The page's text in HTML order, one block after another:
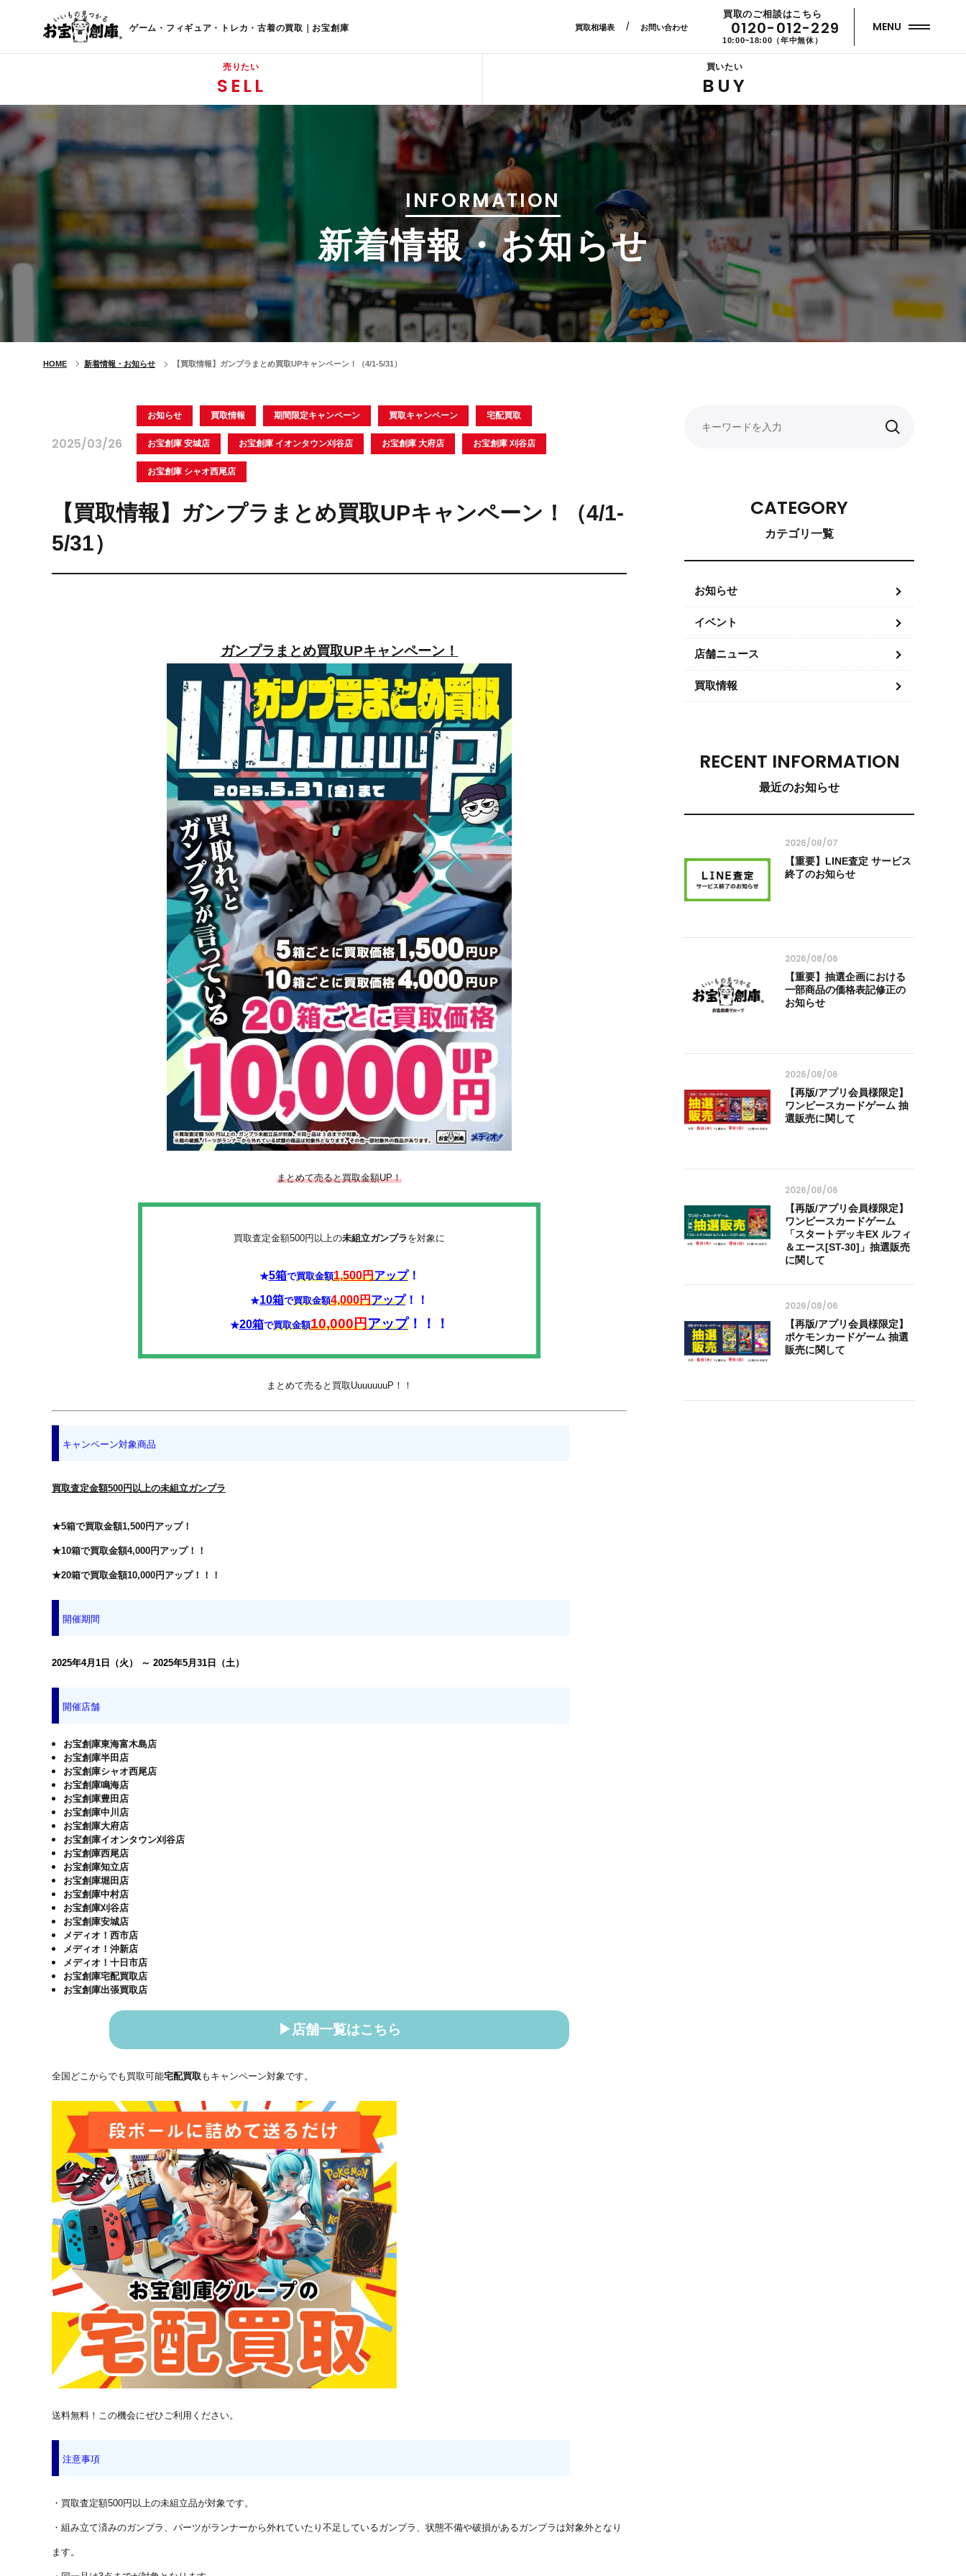
ゲーム・フィギュア・トレカ・古着の買取｜お宝創庫 買取相場表/ お問い合わせ
買取のご相談はこちら
0120-012-229
10:00~18:00（年中無休）
MENU
売りたい
SELL
買いたい
BUY
INFORMATION
新着情報・お知らせ
HOME 新着情報・お知らせ 【買取情報】ガンプラまとめ買取UPキャンペーン！（4/1-5/31）
2025/03/26
お知らせ 買取情報 期間限定キャンペーン 買取キャンペーン 宅配買取
お宝創庫 安城店 お宝創庫 イオンタウン刈谷店 お宝創庫 大府店 お宝創庫 刈谷店
お宝創庫 シャオ西尾店
【買取情報】ガンプラまとめ買取UPキャンペーン！（4/1-
5/31）
ガンプラまとめ買取UPキャンペーン！
まとめて売ると買取金額UP！
買取査定金額500円以上の未組立ガンプラを対象に
★5箱で買取金額1,500円アップ！
★10箱で買取金額4,000円アップ！！
★20箱で買取金額10,000円アップ！！！
まとめて売ると買取UuuuuuuP！！
キャンペーン対象商品
買取査定金額500円以上の未組立ガンプラ
★5箱で買取金額1,500円アップ！
★10箱で買取金額4,000円アップ！！
★20箱で買取金額10,000円アップ！！！
開催期間
2025年4月1日（火） ～ 2025年5月31日（土）
開催店舗
お宝創庫東海富木島店
お宝創庫半田店
お宝創庫シャオ西尾店
お宝創庫鳴海店
お宝創庫豊田店
お宝創庫中川店
お宝創庫大府店
お宝創庫イオンタウン刈谷店
お宝創庫西尾店
お宝創庫知立店
お宝創庫堀田店
お宝創庫中村店
お宝創庫刈谷店
お宝創庫安城店
メディオ！西市店
メディオ！沖新店
メディオ！十日市店
お宝創庫宅配買取店
お宝創庫出張買取店
▶店舗一覧はこちら
全国どこからでも買取可能宅配買取 もキャンペーン対象です。
送料無料！この機会にぜひご利用ください。
注意事項
・買取査定額500円以上の未組立品が対象です。
・組み立て済みのガンプラ、パーツがランナーから外れていたり不足しているガンプラ、状態不備や破損があるガンプラは対象外となり
ます。
CATEGORY
カテゴリ一覧
お知らせ
イベント
店舗ニュース
買取情報
RECENT INFORMATION
最近のお知らせ
2026/08/07
【重要】LINE査定 サービス
終了のお知らせ
2026/08/06
【重要】抽選企画における
一部商品の価格表記修正の
お知らせ
2026/08/06
【再版/アプリ会員様限定】
ワンピースカードゲーム 抽
選販売に関して
2026/08/06
【再版/アプリ会員様限定】
ワンピースカードゲーム
「スタートデッキEX ルフィ
＆エース[ST-30]」抽選販売
に関して
2026/08/06
【再版/アプリ会員様限定】
ポケモンカードゲーム 抽選
販売に関して